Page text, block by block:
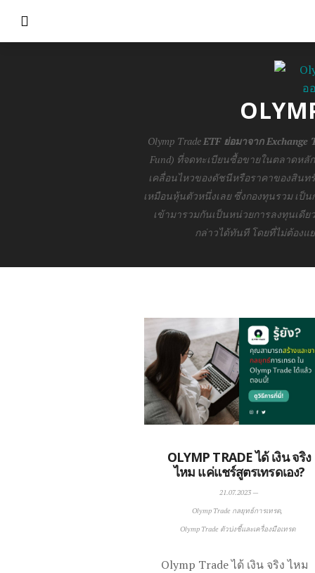
Olymp TradeETF ย่อมาจาก Exchange
Fund) ที่จดทะเบียนซื้อขายในตลาดหลั
เคลื่อนไหวของดัชนีหรือราคาของสิน
เหมือนหุ้นตัวหนึ่งเลย ซึ่งกองทุนรวม เป็
เข้ามารวมกันเป็นหน่วยการลงทุนเดี
กล่าวได้ทันที โดยที่ไม่ต้องแ
OLYMP TRADE ได้ เงิน จริง
ไหม แค่แชร์สูตรเทรดเอง?
21.07.2023—
Olymp Trade กลยุทธ์การเทรด
Olymp Trade ตัวบ่งชี้และเครื่องมือเทรด
Olymp Trade ได้ เงิน จริง ไหม